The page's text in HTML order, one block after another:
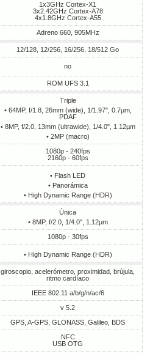
1x3GHz Cortex-X1
3x2.42GHz Cortex-A78
4x1.8GHz Cortex-A55
Adreno 660, 905MHz
12/128, 12/256, 16/256, 18/512 Go
no
ROM UFS 3.1
Triple
• 64MP, f/1.8, 26mm (wide), 1/1.97", 0.7µm,
PDAF
• 8MP, f/2.0, 13mm (ultrawide), 1/4.0", 1.12µm
• 2MP (macro)
1080p - 240fps
2160p - 60fps
• Flash LED
• Panorámica
• High Dynamic Range (HDR)
Única
• 8MP, f/2.0, 1/4.0", 1.12µm
1080p - 30fps
• High Dynamic Range (HDR)
giroscopio, acelerómetro, proximidad, brújula,
ritmo cardíaco
IEEE 802.11 a/b/g/n/ac/6
v 5.2
GPS, A-GPS, GLONASS, Galileo, BDS
NFC
USB OTG